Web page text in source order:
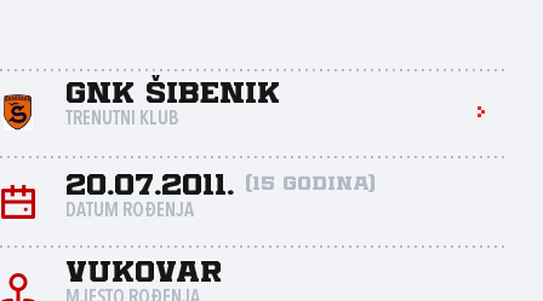
GNK ŠIBENIK
TRENUTNI KLUB
20.07.2011. (15 godina)
DATUM ROĐENJA
Vukovar